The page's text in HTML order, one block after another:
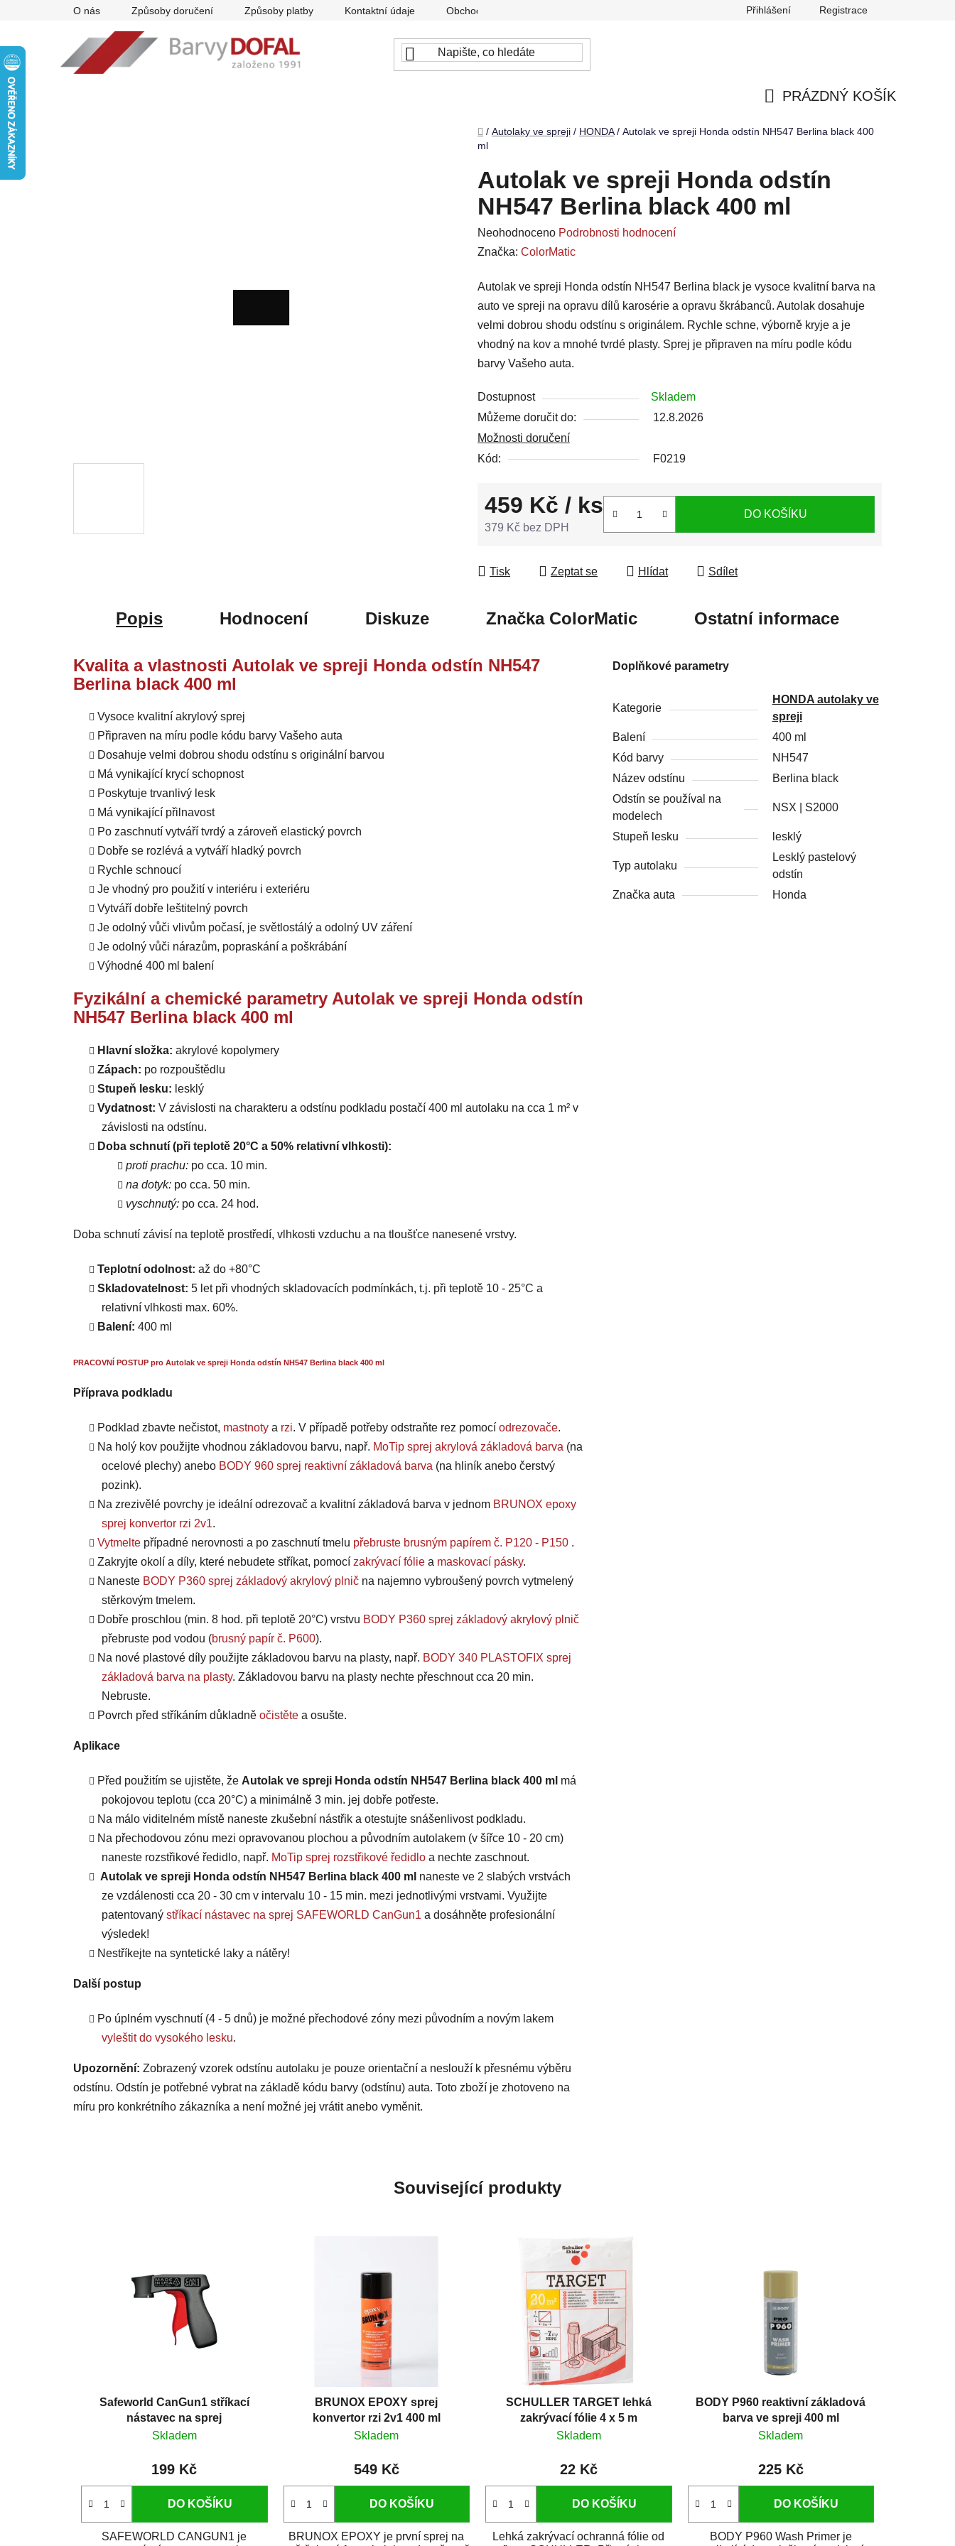
O nás Způsoby doručení Způsoby platby Kontaktní údaje Obchodní podmínky Reklamace Odstoupení od smlouvy
Přihlášení Registrace
PRÁZDNÝ KOŠÍK
Domů
/ Autolaky ve spreji / HONDA / Autolak ve spreji Honda odstín NH547 Berlina black 400
ml
Autolak ve spreji Honda odstín
NH547 Berlina black 400 ml
Průměrné
hodnocení
je
0,0
z
5
hvězdiček.
Neohodnoceno Podrobnosti hodnocení
Značka: ColorMatic
Autolak ve spreji Honda odstín NH547 Berlina black je vysoce kvalitní barva na
auto ve spreji na opravu dílů karosérie a opravu škrábanců. Autolak dosahuje
velmi dobrou shodu odstínu s originálem. Rychle schne, výborně kryje a je
vhodný na kov a mnohé tvrdé plasty. Sprej je připraven na míru podle kódu
barvy Vašeho auta.
Dostupnost
Skladem
Můžeme doručit do:
12.8.2026
Možnosti doručení
Kód:
F0219
459 Kč / ks
379 Kč bez DPH
DO KOŠÍKU
Tisk Zeptat se Hlídat Sdílet
Popis Hodnocení Diskuze ZnačkaColorMatic Ostatní informace
Kvalita a vlastnosti Autolak ve spreji Honda odstín NH547
Berlina black 400 ml
Vysoce kvalitní akrylový sprej
Připraven na míru podle kódu barvy Vašeho auta
Dosahuje velmi dobrou shodu odstínu s originální barvou
Má vynikající krycí schopnost
Poskytuje trvanlivý lesk
Má vynikající přilnavost
Po zaschnutí vytváří tvrdý a zároveň elastický povrch
Dobře se rozlévá a vytváří hladký povrch
Rychle schnoucí
Je vhodný pro použití v interiéru i exteriéru
Vytváří dobře leštitelný povrch
Je odolný vůči vlivům počasí, je světlostálý a odolný UV záření
Je odolný vůči nárazům, popraskání a poškrábání
Výhodné 400 ml balení
Fyzikální a chemické parametry Autolak ve spreji Honda odstín
NH547 Berlina black 400 ml
Hlavní složka: akrylové kopolymery
Zápach: po rozpouštědlu
Stupeň lesku: lesklý
Vydatnost: V závislosti na charakteru a odstínu podkladu postačí 400 ml autolaku na cca 1 m² v
závislosti na odstínu.
Doba schnutí (při teplotě 20°C a 50% relativní vlhkosti):
proti prachu: po cca. 10 min.
na dotyk: po cca. 50 min.
vyschnutý: po cca. 24 hod.
Doba schnutí závisí na teplotě prostředí, vlhkosti vzduchu a na tloušťce nanesené vrstvy.
Teplotní odolnost: až do +80°C
Skladovatelnost: 5 let při vhodných skladovacích podmínkách, t.j. při teplotě 10 - 25°C a
relativní vlhkosti max. 60%.
Balení: 400 ml
PRACOVNÍ POSTUP pro Autolak ve spreji Honda odstín NH547 Berlina black 400 ml
Příprava podkladu
Podklad zbavte nečistot, mastnoty a rzi. V případě potřeby odstraňte rez pomocí odrezovače.
Na holý kov použijte vhodnou základovou barvu, např. MoTip sprej akrylová základová barva (na
ocelové plechy) anebo BODY 960 sprej reaktivní základová barva (na hliník anebo čerstvý
pozink).
Na zrezivělé povrchy je ideální odrezovač a kvalitní základová barva v jednom BRUNOX epoxy
sprej konvertor rzi 2v1.
Vytmelte případné nerovnosti a po zaschnutí tmelu přebruste brusným papírem č. P120 - P150 .
Zakryjte okolí a díly, které nebudete stříkat, pomocí zakrývací fólie a maskovací pásky.
Naneste BODY P360 sprej základový akrylový plnič na najemno vybroušený povrch vytmelený
stěrkovým tmelem.
Dobře proschlou (min. 8 hod. při teplotě 20°C) vrstvu BODY P360 sprej základový akrylový plnič
přebruste pod vodou (brusný papír č. P600).
Na nové plastové díly použijte základovou barvu na plasty, např. BODY 340 PLASTOFIX sprej
základová barva na plasty. Základovou barvu na plasty nechte přeschnout cca 20 min.
Nebruste.
Povrch před stříkáním důkladně očistěte a osušte.
Aplikace
Před použitím se ujistěte, že Autolak ve spreji Honda odstín NH547 Berlina black 400 ml má
pokojovou teplotu (cca 20°C) a minimálně 3 min. jej dobře potřeste.
Na málo viditelném místě naneste zkušební nástřik a otestujte snášenlivost podkladu.
Na přechodovou zónu mezi opravovanou plochou a původním autolakem (v šířce 10 - 20 cm)
naneste rozstřikové ředidlo, např. MoTip sprej rozstřikové ředidlo a nechte zaschnout.
Autolak ve spreji Honda odstín NH547 Berlina black 400 ml naneste ve 2 slabých vrstvách
ze vzdálenosti cca 20 - 30 cm v intervalu 10 - 15 min. mezi jednotlivými vrstvami. Využijte
patentovaný stříkací nástavec na sprej SAFEWORLD CanGun1 a dosáhněte profesionální
výsledek!
Nestříkejte na syntetické laky a nátěry!
Další postup
Po úplném vyschnutí (4 - 5 dnů) je možné přechodové zóny mezi původním a novým lakem
vyleštit do vysokého lesku.
Upozornění: Zobrazený vzorek odstínu autolaku je pouze orientační a neslouží k přesnému výběru
odstínu. Odstín je potřebné vybrat na základě kódu barvy (odstínu) auta. Toto zboží je zhotoveno na
míru pro konkrétního zákazníka a není možné jej vrátit anebo vyměnit.
Doplňkové parametry
Kategorie
HONDA autolaky ve
spreji
Balení
400 ml
Kód barvy
NH547
Název odstínu
Berlina black
Odstín se používal na
modelech
NSX | S2000
Stupeň lesku lesklý
Typ autolaku
Lesklý pastelový
odstín
Značka auta
Honda
Související produkty
Safeworld CanGun1 stříkací
nástavec na sprej
Skladem
199 Kč
DO KOŠÍKU
SAFEWORLD CANGUN1 je
BRUNOX EPOXY sprej
konvertor rzi 2v1 400 ml
Skladem
549 Kč
DO KOŠÍKU
BRUNOX EPOXY je první sprej na
SCHULLER TARGET lehká
zakrývací fólie 4 x 5 m
Skladem
22 Kč
DO KOŠÍKU
Lehká zakrývací ochranná fólie od
BODY P960 reaktivní základová
barva ve spreji 400 ml
Skladem
225 Kč
DO KOŠÍKU
BODY P960 Wash Primer je